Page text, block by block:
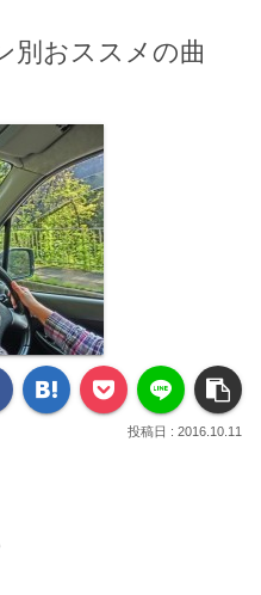
別おススメの曲
2016.10.11